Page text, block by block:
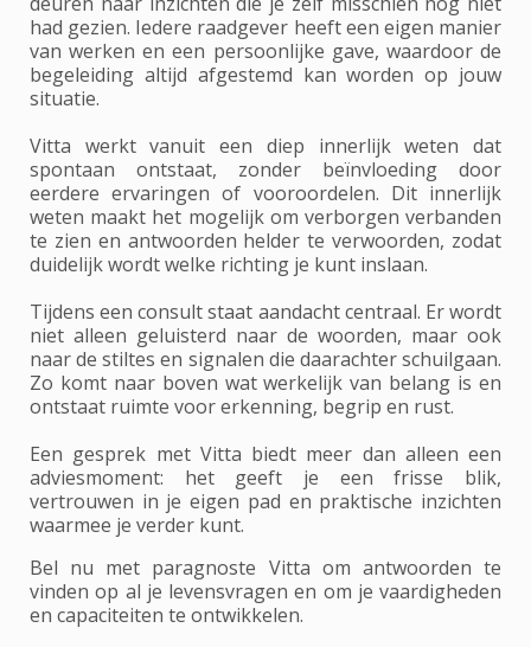
had gezien. Iedere raadgever heeft een eigen manier
van werken en een persoonlijke gave, waardoor de
begeleiding altijd afgestemd kan worden op jouw
situatie.
Vitta werkt vanuit een diep innerlijk weten dat
spontaan ontstaat, zonder beïnvloeding door
eerdere ervaringen of vooroordelen. Dit innerlijk
weten maakt het mogelijk om verborgen verbanden
te zien en antwoorden helder te verwoorden, zodat
duidelijk wordt welke richting je kunt inslaan.
Tijdens een consult staat aandacht centraal. Er wordt
niet alleen geluisterd naar de woorden, maar ook
naar de stiltes en signalen die daarachter schuilgaan.
Zo komt naar boven wat werkelijk van belang is en
ontstaat ruimte voor erkenning, begrip en rust.
Een gesprek met Vitta biedt meer dan alleen een
adviesmoment: het geeft je een frisse blik,
vertrouwen in je eigen pad en praktische inzichten
waarmee je verder kunt.
Bel nu met paragnoste Vitta om antwoorden te
vinden op al je levensvragen en om je vaardigheden
en capaciteiten te ontwikkelen.